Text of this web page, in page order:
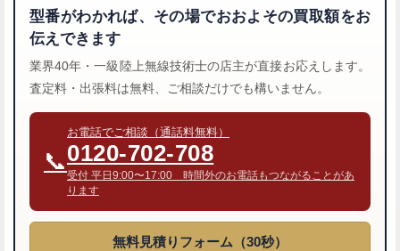
型番がわかれば、その場でおおよその買取額をお
伝えできます
業界40年・一級陸上無線技術士の店主が直接お応えします。
査定料・出張料は無料、ご相談だけでも構いません。
📞
お電話でご相談（通話料無料）
0120-702-708
受付 平日9:00〜17:00 時間外のお電話もつながることがあ
ります
無料見積りフォーム（30秒）